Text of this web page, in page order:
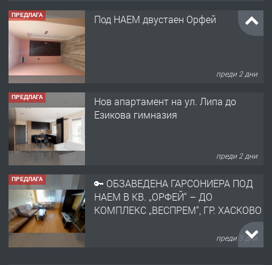
ПРЕДЛАГА Под НАЕМ двустаен Орфей
преди 2 дни
ПРЕДЛАГА
Нов апартамент на ул. Липа до
Езикова гимназия
преди 2 дни
ПРЕДЛАГА
🔑 ОБЗАВЕДЕНА ГАРСОНИЕРА ПОД
НАЕМ В КВ. „ОРФЕЙ“ – ДО
КОМПЛЕКС „ВЕСПРЕМ“, ГР. ХАСКОВО
преди 3 дни